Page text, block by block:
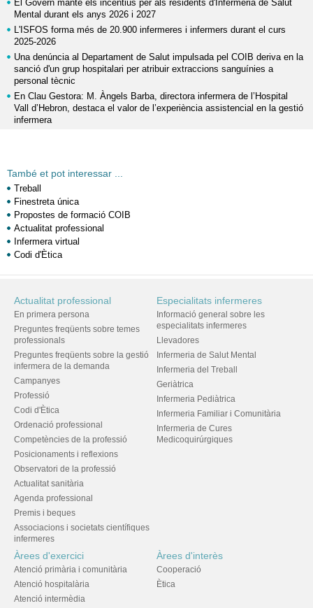
El Govern manté els incentius per als residents d'Infermeria de Salut
Mental durant els anys 2026 i 2027
L'ISFOS forma més de 20.900 infermeres i infermers durant el curs
2025-2026
Una denúncia al Departament de Salut impulsada pel COIB deriva en la
sanció d'un grup hospitalari per atribuir extraccions sanguínies a
personal tècnic
En Clau Gestora: M. Àngels Barba, directora infermera de l’Hospital
Vall d’Hebron, destaca el valor de l’experiència assistencial en la gestió
infermera
També et pot interessar ...
Treball
Finestreta única
Propostes de formació COIB
Actualitat professional
Infermera virtual
Codi d'Ètica
Actualitat professional
En primera persona
Preguntes freqüents sobre temes
professionals
Preguntes freqüents sobre la gestió
infermera de la demanda
Campanyes
Professió
Codi d'Ètica
Ordenació professional
Competències de la professió
Posicionaments i reflexions
Observatori de la professió
Actualitat sanitària
Agenda professional
Premis i beques
Associacions i societats científiques
infermeres
Especialitats infermeres
Informació general sobre les
especialitats infermeres
Llevadores
Infermeria de Salut Mental
Infermeria del Treball
Geriàtrica
Infermeria Pediàtrica
Infermeria Familiar i Comunitària
Infermeria de Cures
Medicoquirúrgiques
Àrees d'exercici
Atenció primària i comunitària
Atenció hospitalària
Atenció intermèdia
Àrees d'interès
Cooperació
Ètica